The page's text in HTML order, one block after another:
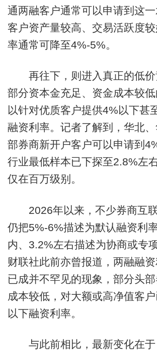
通两融客户通常可以申请到这
客户资产量较高、交易活跃度较
率通常可降至4%-5%。
再往下，则进入真正的低价
部分资本金充足、资金成本较
以针对优质客户提供4%以下甚
融资利率。记者了解到，华北
部券商新开户客户可以申请到
行业最低样本已下探至2.8%左
仅在百万级别。
2026年以来，不少券商互联
仍把5%-6%描述为默认融资利
内、3.2%左右描述为协商或专
财联社此前亦曾报道，两融融
已成并不罕见的现象，部分头
成本较低，对大额或高净值客
以下融资利率。
与此前相比，最新变化在于